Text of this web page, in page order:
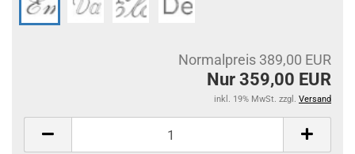
Normalpreis 389,00 EUR
Nur 359,00 EUR
inkl. 19% MwSt. zzgl. Versand